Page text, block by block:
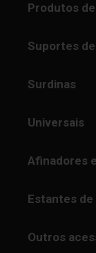
Produtos
Suportes
Surdinas
Universais
Afinadores
Estantes
Outros